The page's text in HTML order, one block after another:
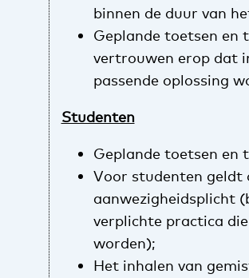
binnen de duur van
Geplande toetsen en
vertrouwen erop dat
passende oplossing
Studenten​
Geplande toetsen en
Voor studenten geldt
aanwezigheidsplicht
verplichte practica
worden);
Het inhalen van